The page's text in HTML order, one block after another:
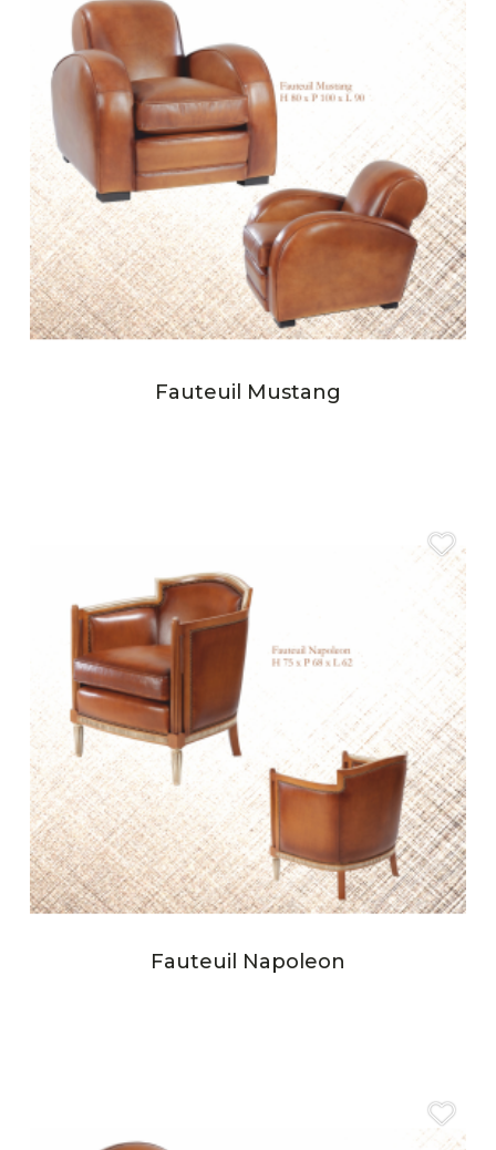
Fauteuil Mustang
Fauteuil Napoleon